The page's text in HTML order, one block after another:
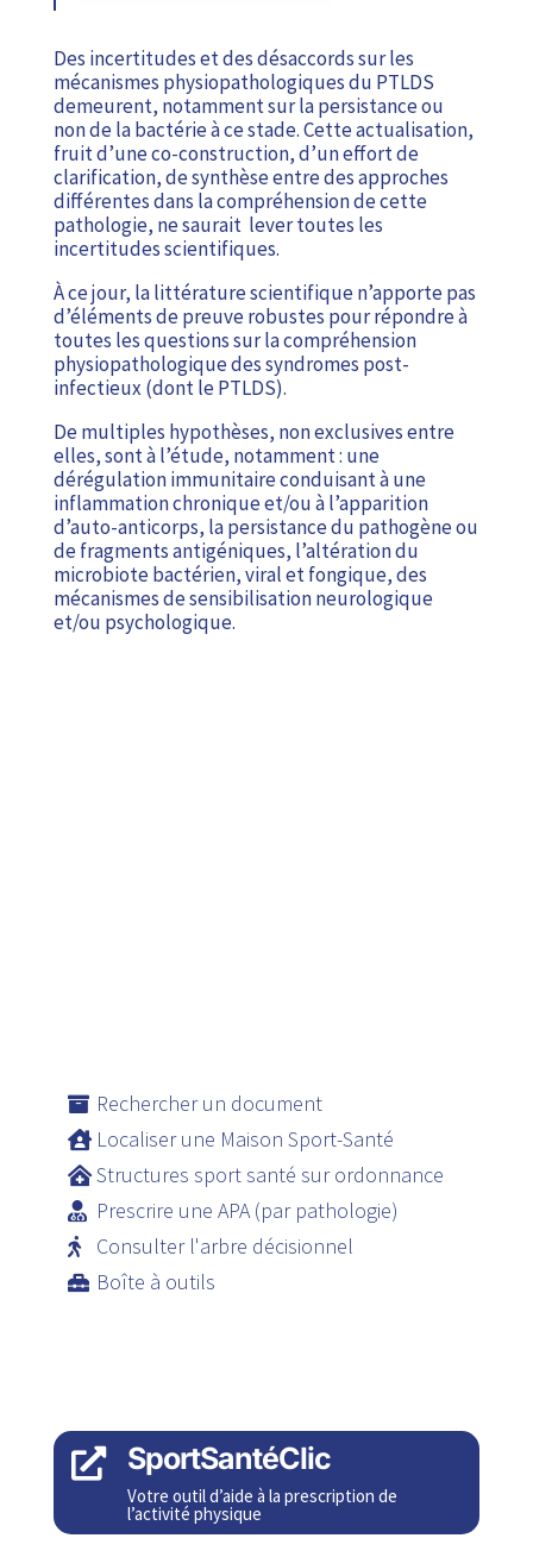
Des incertitudes et des désaccords sur les
mécanismes physiopathologiques du PTLDS
demeurent, notamment sur la persistance ou
non de la bactérie à ce stade. Cette actualisation,
fruit d’une co-construction, d’un effort de
clarification, de synthèse entre des approches
différentes dans la compréhension de cette
pathologie, ne saurait lever toutes les
incertitudes scientifiques.
À ce jour, la littérature scientifique n’apporte pas
d’éléments de preuve robustes pour répondre à
toutes les questions sur la compréhension
physiopathologique des syndromes post-
infectieux (dont le PTLDS).
De multiples hypothèses, non exclusives entre
elles, sont à l’étude, notamment : une
dérégulation immunitaire conduisant à une
inflammation chronique et/ou à l’apparition
d’auto-anticorps, la persistance du pathogène ou
de fragments antigéniques, l’altération du
microbiote bactérien, viral et fongique, des
mécanismes de sensibilisation neurologique
et/ou psychologique.
Rechercher un document
Localiser une Maison Sport-Santé
Structures sport santé sur ordonnance
Prescrire une APA (par pathologie)
Consulter l'arbre décisionnel
Boîte à outils
 SportSantéClic
Votre outil d’aide à la prescription de
l’activité physique